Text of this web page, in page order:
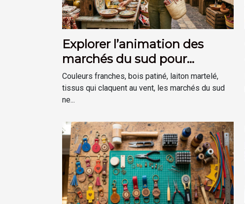
Explorer l’animation des
marchés du sud pour
inspirer sa déco
Couleurs franches, bois patiné, laiton martelé,
tissus qui claquent au vent, les marchés du sud
ne...